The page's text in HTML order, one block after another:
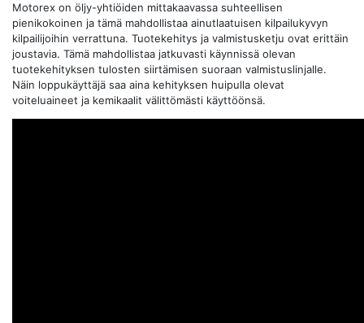
Motorex on öljy-yhtiöiden mittakaavassa suhteellisen
pienikokoinen ja tämä mahdollistaa ainutlaatuisen kilpailukyvyn
kilpailijoihin verrattuna. Tuotekehitys ja valmistusketju ovat erittäin
joustavia. Tämä mahdollistaa jatkuvasti käynnissä olevan
tuotekehityksen tulosten siirtämisen suoraan valmistuslinjalle.
Näin loppukäyttäjä saa aina kehityksen huipulla olevat
voiteluaineet ja kemikaalit välittömästi käyttöönsä.